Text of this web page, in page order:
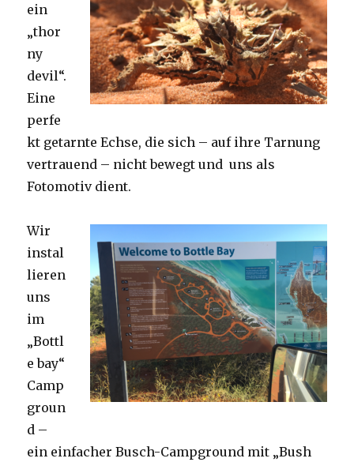
ein
„thor
ny
devil“.
Eine
perfe
kt getarnte Echse, die sich – auf ihre Tarnung
vertrauend – nicht bewegt und uns als
Fotomotiv dient.
Wir
instal
lieren
uns
im
„Bottl
e bay“
Camp
groun
d –
ein einfacher Busch-Campground mit „Bush